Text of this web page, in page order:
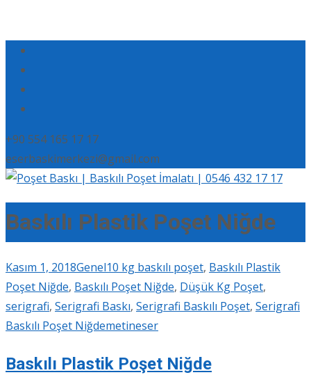
+90 554 165 17 17
eserbaskimerkezi@gmail.com
Baskılı Plastik Poşet Niğde
Kasım 1, 2018Genel10 kg baskılı poşet, Baskılı Plastik
Poşet Niğde, Baskılı Poşet Niğde, Düşük Kg Poşet,
serigrafi, Serigrafi Baskı, Serigrafi Baskılı Poşet, Serigrafi
Baskılı Poşet Niğdemetineser
Baskılı Plastik Poşet Niğde